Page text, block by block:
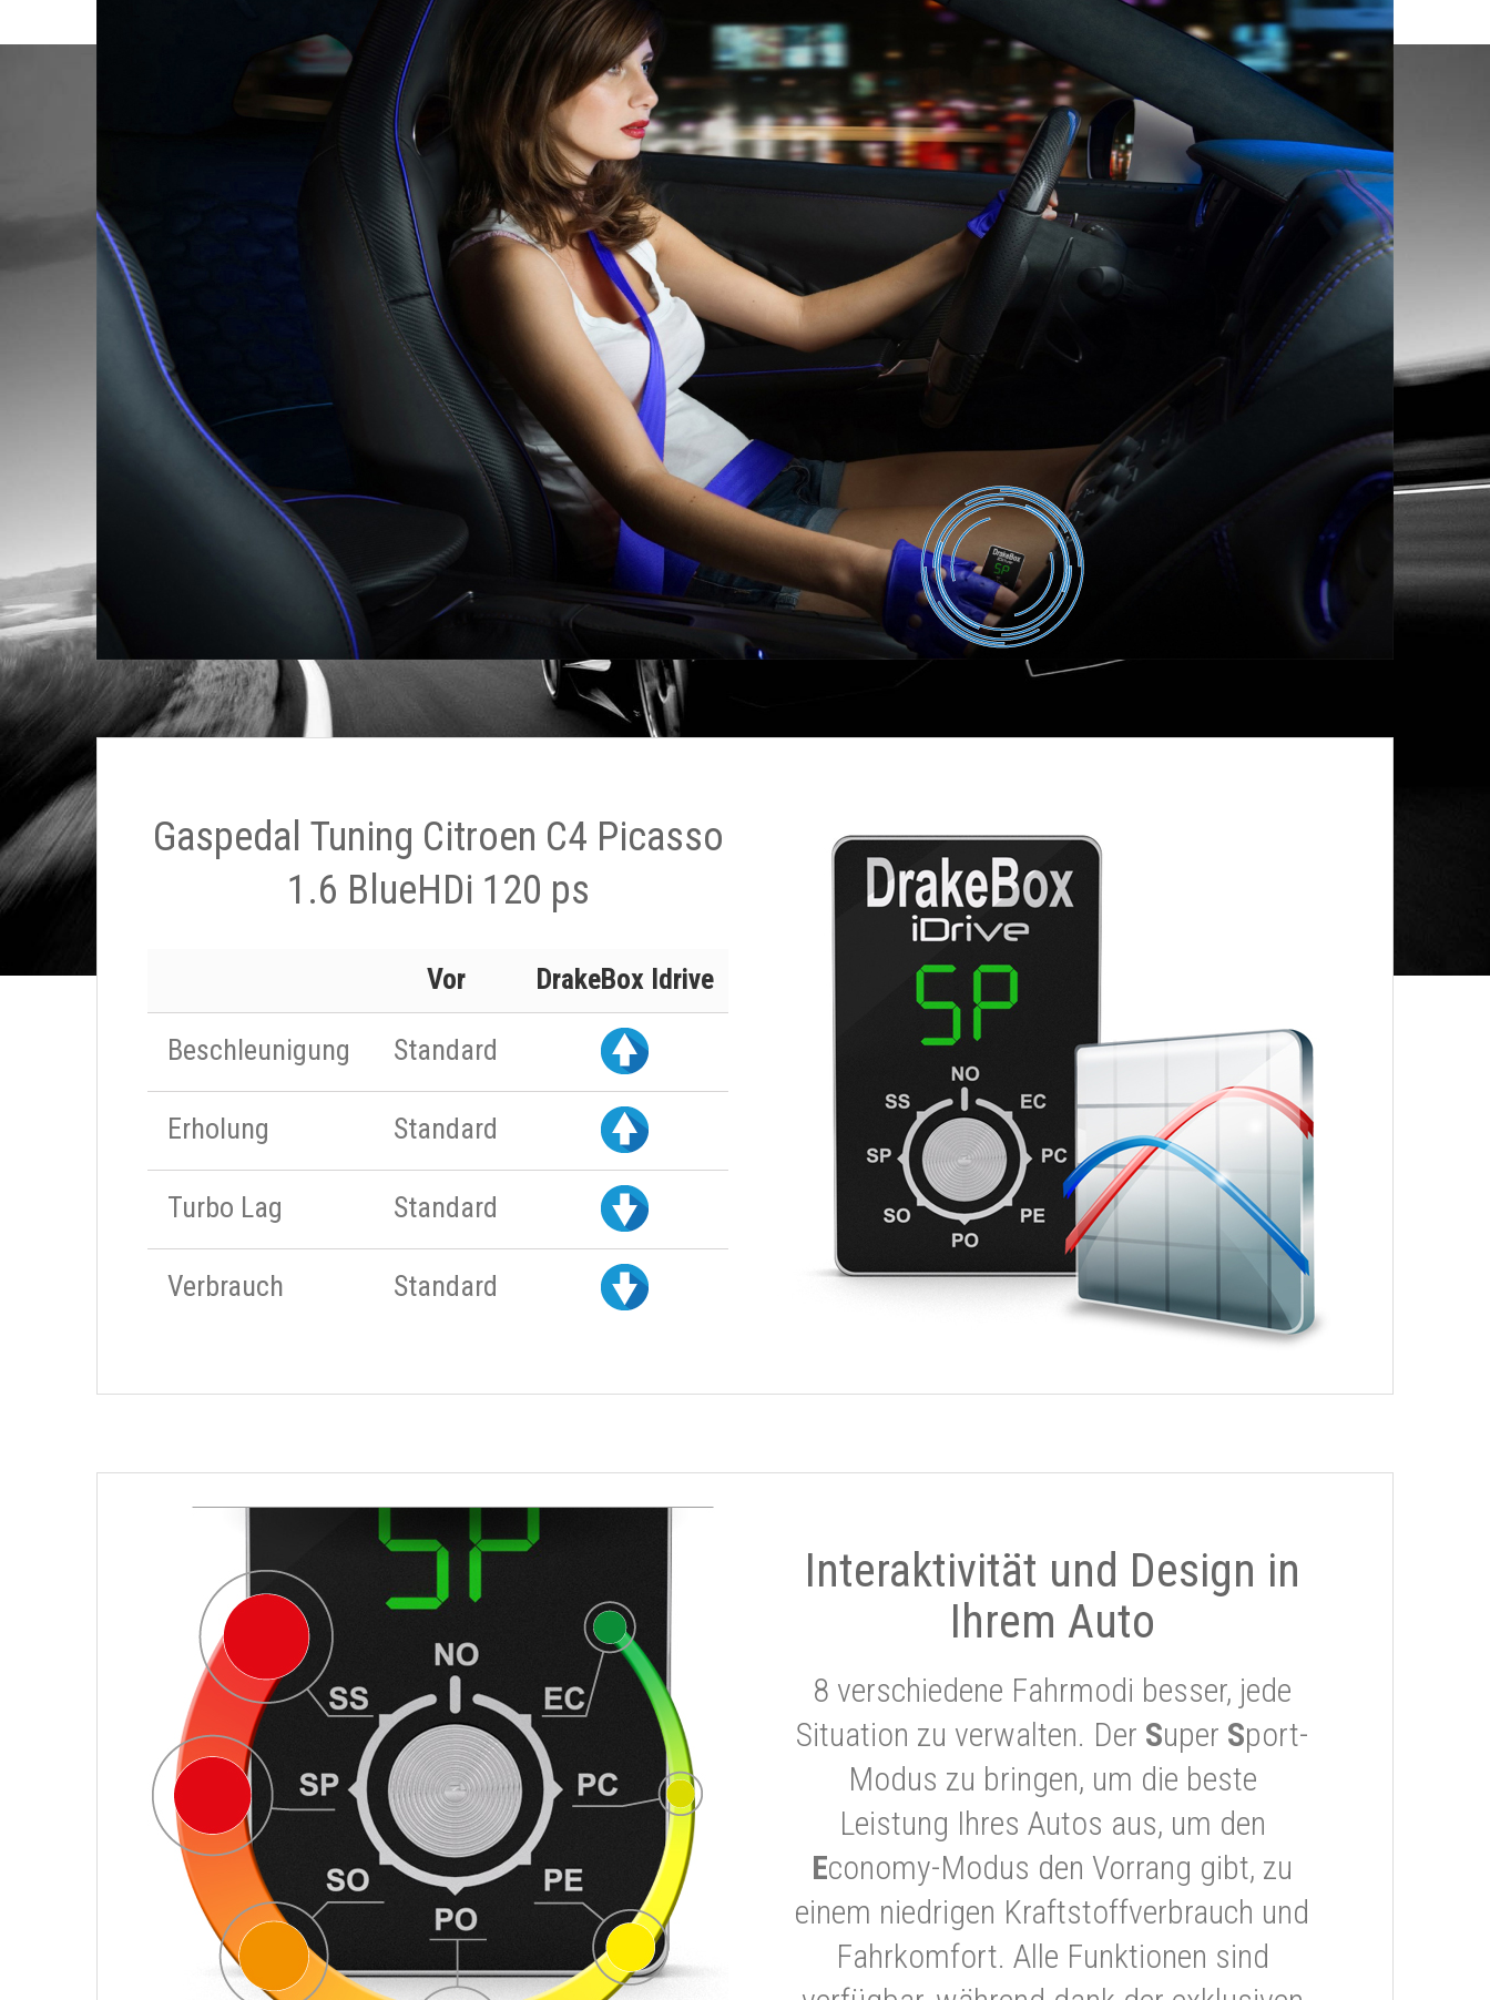
Gaspedal Tuning Citroen C4 Picasso
1.6 BlueHDi 120 ps
Vor DrakeBox Idrive
Beschleunigung Standard
Erholung Standard
Turbo Lag Standard
Verbrauch Standard
Interaktivität und Design in
Ihrem Auto
8 verschiedene Fahrmodi besser, jede
Situation zu verwalten. Der Super Sport-
Modus zu bringen, um die beste
Leistung Ihres Autos aus, um den
Economy-Modus den Vorrang gibt, zu
einem niedrigen Kraftstoffverbrauch und
Fahrkomfort. Alle Funktionen sind